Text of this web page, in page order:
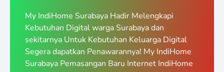
My IndiHome Surabaya Hadir Melengkapi
Kebutuhan Digital warga Surabaya dan
sekitarnya Untuk Kebutuhan Keluarga Digital
Segera dapatkan Penawarannya! My IndiHome
Surabaya Pemasangan Baru Internet IndiHome